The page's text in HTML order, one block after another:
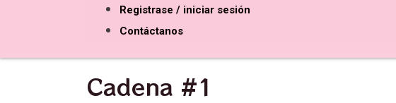
Registrase / iniciar sesión
Contáctanos
Cadena #1